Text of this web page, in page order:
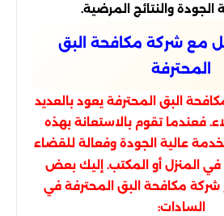
الجودة والنتائج المرضية.
مع شركة مكافحة البق
المحترفة
البق المحترفة يعود بالعديد
فعندما تقوم بالاستعانة بهذه
عالية الجودة وفعالة للقضاء
المنزل أو المكتب. إليك بعض
شركة مكافحة البق المحترفة في
السادات: